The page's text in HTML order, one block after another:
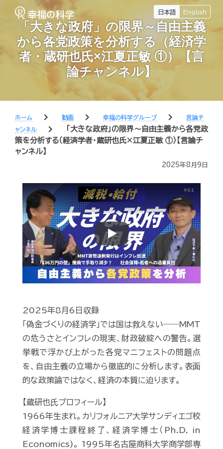
日本語 English
「大きな政府」の限界～自由主義
から各党政策を分析する（経済学
者・蔵研也氏×江夏正敏 ①）【言
論チャンネル】
ホーム chevron_right 動画 chevron_right 幸福の科学グループ chevron_right
言論チ
ャンネル
chevron_right
「大きな政府」の限界～自由主義から各党政
策を分析する（経済学者・蔵研也氏×江夏正敏 ①）【言論チ
ャンネル】
2025年8月9日
Play
2025年8月6日収録
「偽金づくりの経済学」では国は救えない――MMT
の危うさとインフレの現実、財政破綻への警告。選
挙戦で浮かび上がった各党マニフェストの問題点
を、自由主義の立場から徹底的に分析します。表面
的な政策論ではなく、経済の本質に迫ります。
【蔵研也氏プロフィール】
1966年生まれ。カリフォルニア大学サンディエゴ校
経済学博士課程終了、経済学博士（Ph.D. in
Economics)。 1995年名古屋商科大学商学部専